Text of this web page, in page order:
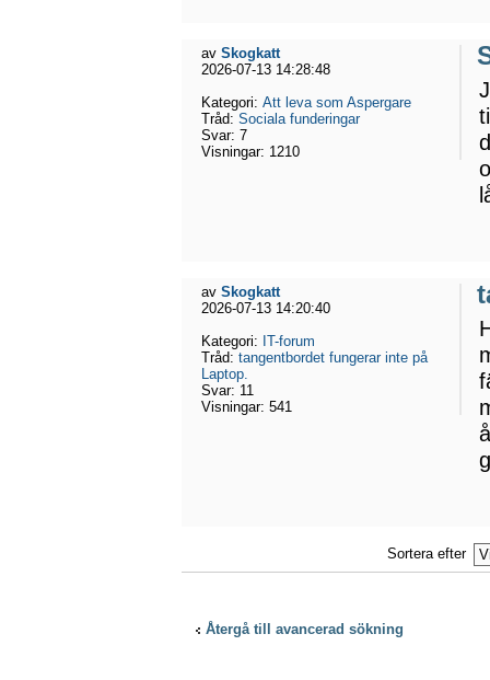
av Skogkatt
2026-07-13 14:28:48
Kategori: Att leva som Aspergare
Tråd: Sociala funderingar
Svar: 7
Visningar: 1210
av Skogkatt
2026-07-13 14:20:40
Kategori: IT-forum
Tråd: tangentbordet fungerar inte på
Laptop.
Svar: 11
Visningar: 541
Sortera efter
Återgå till avancerad sökning